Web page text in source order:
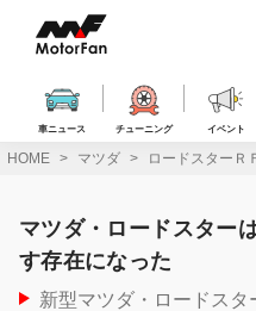
ス
車ニュース チューニング イベント
HOME マツダ ロードスターＲ
マツダ・ロードスター
す存在になった
新型マツダ・ロードス